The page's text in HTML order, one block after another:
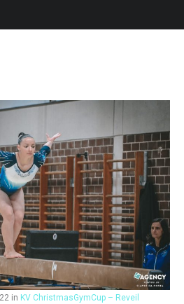
in KV ChristmasGymCup – Reveil